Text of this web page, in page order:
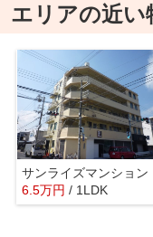
エリアの近い
サンライズマンション
6.5万円 / 1LDK